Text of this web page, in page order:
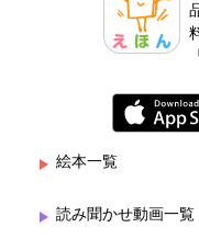
絵本一覧
読み聞かせ動画一覧